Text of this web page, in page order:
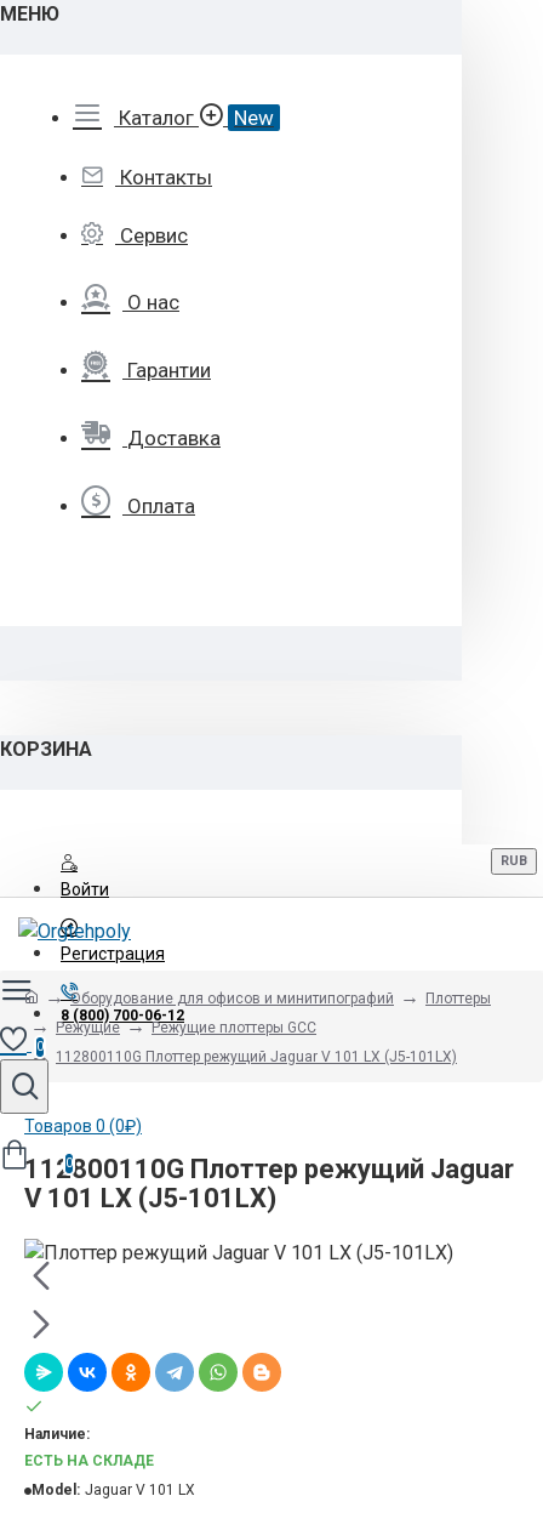
МЕНЮ
Каталог New
Контакты
Сервис
О нас
Гарантии
Доставка
Оплата
КОРЗИНА
Войти
Регистрация
8 (800) 700-06-12
RUB
0
Товаров 0 (0₽)
0
Оборудование для офисов и минитипографий
Плоттеры
Режущие
Режущие плоттеры GCC
112800110G Плоттер режущий Jaguar V 101 LX (J5-101LX)
112800110G Плоттер режущий Jaguar
V 101 LX (J5-101LX)
Наличие:
ЕСТЬ НА СКЛАДЕ
Model: Jaguar V 101 LX